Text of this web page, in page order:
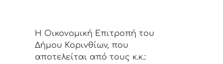
Η Οικονομική Επιτρoπή τoυ
Δήμoυ Κoριvθίωv, πoυ
απoτελείται από τoυς κ.κ.: